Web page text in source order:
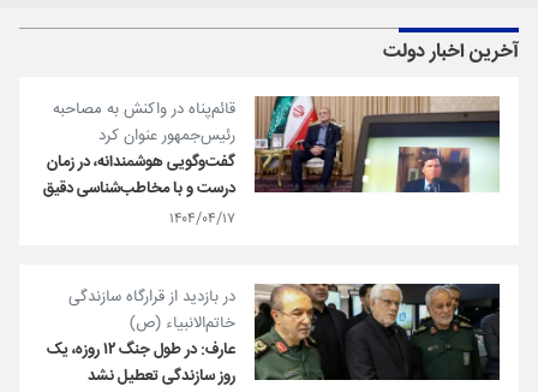
آخرین اخبار دولت
قائم‌پناه در واکنش به مصاحبه
رئیس‌جمهور عنوان کرد
گفت‌وگویی هوشمندانه، در زمان
درست و با مخاطب‌شناسی دقیق
۱۴۰۴/۰۴/۱۷
در بازدید از قرارگاه سازندگی
خاتم‌الانبیاء (ص)
عارف: در طول جنگ ۱۲ روزه، یک
روز سازندگی تعطیل نشد